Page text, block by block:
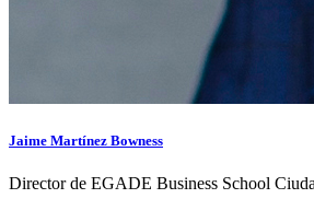
Jaime Martínez Bowness
Director de EGADE Business School